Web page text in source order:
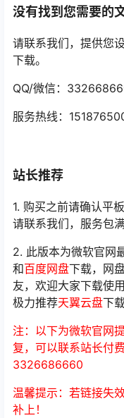
没有找到您需要的
请联系我们，提供您
下载。
QQ/微信：
服务热线：
站长推荐
1. 购买之前请确认平
请联系我们，服务包满
2. 此版本为微软官网
和百度网盘下载，网
友，欢迎大家下载使
极力推荐天翼云盘下
注：以下为微软官网
复，可以联系站长付
3326686660
温馨提示：若链接失
补上！